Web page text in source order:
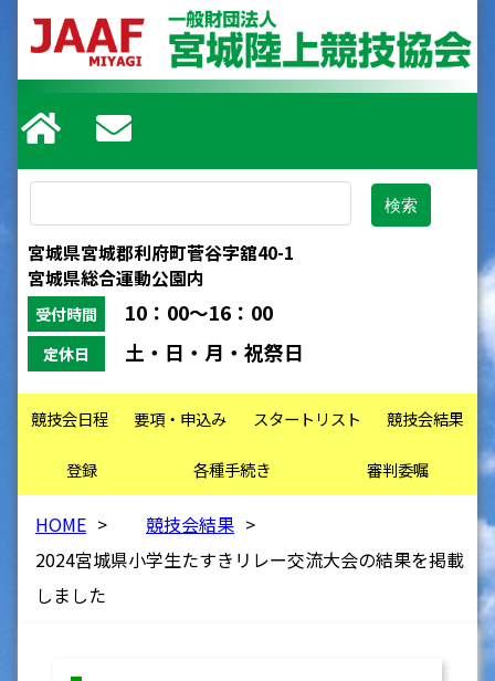
宮城県宮城郡利府町菅谷字舘40-1
宮城県総合運動公園内
受付時間 10：00～16：00
定休日 土・日・月・祝祭日
競技会日程 要項・申込み スタートリスト 競技会結果
登録 各種手続き 審判委嘱
HOME > 競技会結果 >
2024宮城県小学生たすきリレー交流大会の結果を掲載
しました